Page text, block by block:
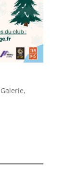
Galerie,